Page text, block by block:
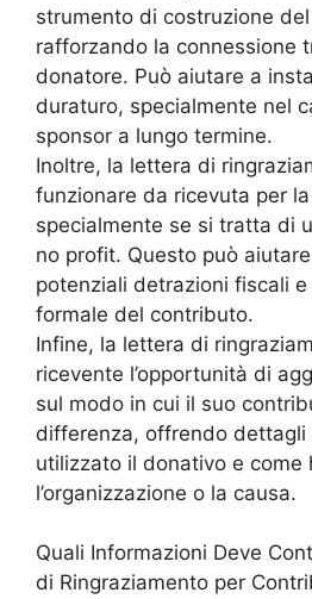
strumento di costruzione
rafforzando la connessione
donatore. Può aiutare a
duraturo, specialmente nel
sponsor a lungo termine.
Inoltre, la lettera di
funzionare da ricevuta per
specialmente se si tratta di
no profit. Questo può
potenziali detrazioni fiscali
formale del contributo.
Infine, la lettera di
ricevente l’opportunità di
sul modo in cui il suo
differenza, offrendo dettagli
utilizzato il donativo e come
l’organizzazione o la causa.
Quali Informazioni Deve
di Ringraziamento per